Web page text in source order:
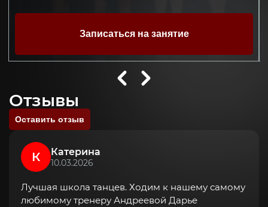
Записаться на занятие
Отзывы
Оставить отзыв
К Катерина
10.03.2026
Лучшая школа танцев. Ходим к нашему самому
любимому тренеру Андреевой Дарье